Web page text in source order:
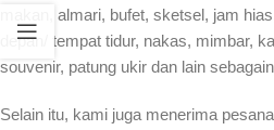
makan, almari, bufet, sketsel, jam
depan/ tempat tidur, nakas, mimbar,
souvenir, patung ukir dan lain
Selain itu, kami juga menerima